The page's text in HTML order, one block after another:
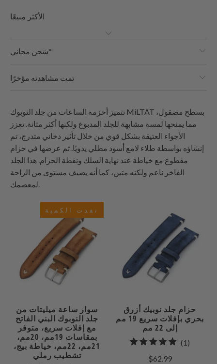
شحن مجاني*
تمت مشاهدته مؤخرًا
تتميز أحزمة الساعات من جلد النوبوك MiLTAT بسطح مصقول،
مما يمنحها لمسة مشابهة للجلد المدبوغ ولكنها أكثر متانة. تعزز
الأجواء العتيقة بشكل قوي من خلال تأثير دخاني متدرج، تم
إنشاؤه بواسطة طلاء لامع أسود مطلي يدويًا. تم عرضها في حزام
مقطوع مع خياطة عند نهاية السلك ونقطة الحزام. هذا الجلد
الفاخر ناعم ولكنه متين، كما أنه يضيف مستوى من الراحة
لمعصمك.
نفدت الكمية
سوار ساعة ميليتات من
جلد النوبوك البني الفاتح
مع إفلات سريع، متوفر
بمقاسات 19مم، 20مم،
21مم، 22مم، خياطة بيج،
تشطيب رملي
حزام جلد نوبيك أزرق
بحري بإفلات سريع 19 مم
إلى 22 مم
(1)
$62.99